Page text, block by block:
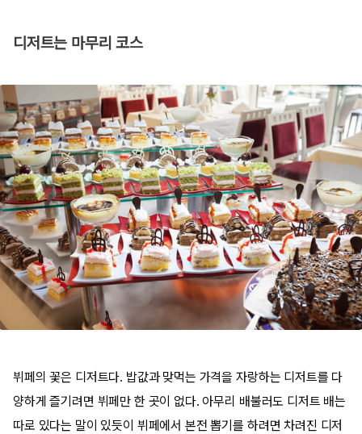
디저트는 마무리 코스
뷔페의 꽃은 디저트다. 밥값과 맞먹는 가격을 자랑하는 디저트를 다
양하게 즐기려면 뷔페만 한 곳이 없다. 아무리 배불러도 디저트 배는
따로 있다는 말이 있듯이 뷔페에서 본전 뽑기를 하려면 차려진 디저